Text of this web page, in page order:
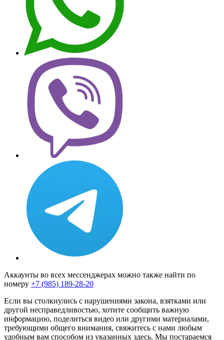
Аккаунты во всех мессенджерах можно также найти по
номеру +7 (985) 189-28-20
Если вы столкнулись с нарушениями закона, взятками или
другой несправедливостью, хотите сообщить важную
информацию, поделиться видео или другими материалами,
требующими общего внимания, свяжитесь с нами любым
удобным вам способом из указанных здесь. Мы постараемся